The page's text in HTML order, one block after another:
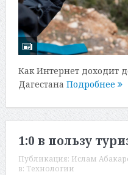
Как Интернет доходит
Дагестана Подробнее
1:0 в пользу
Публикация: Ислам
в: Технологии